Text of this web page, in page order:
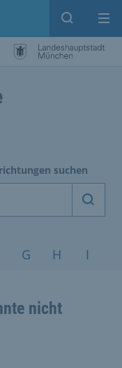
Suche
suchen
G H I
nicht